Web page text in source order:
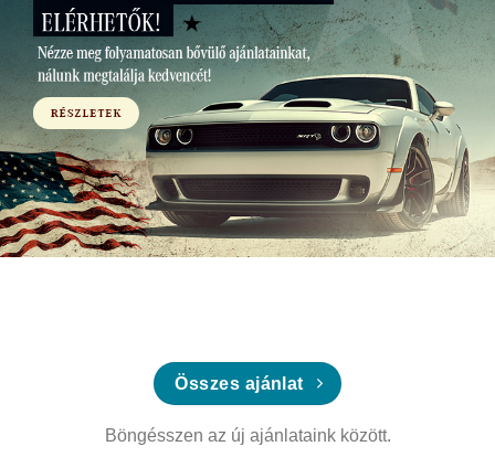
Összes ajánlat
Böngésszen az új ajánlataink között.